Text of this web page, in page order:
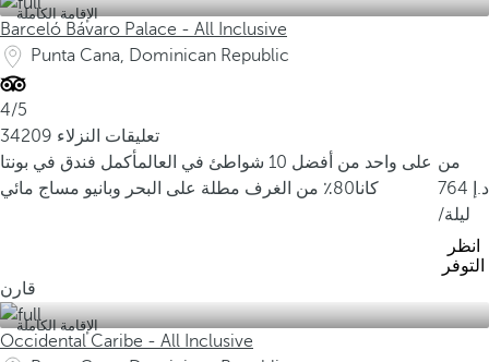
الإقامة الكاملة
Barceló Bávaro Palace - All Inclusive
Punta Cana, Dominican Republic
4/5
34209 تعليقات النزلاء
على واحد من أفضل 10 شواطئ في العالم
أكمل فندق في بونتا
كانا80٪ من الغرف مطلة على البحر وبانيو مساج مائي
من
764
/ليلة
انظر
التوفر
قارن
الإقامة الكاملة
Occidental Caribe - All Inclusive